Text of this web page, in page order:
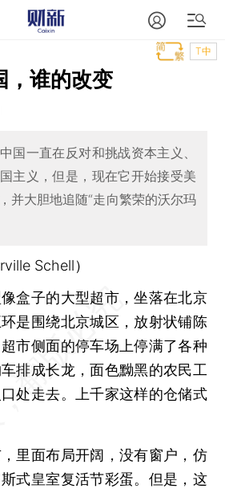
T中
，谁的改变
国一直在反对和挑战资本主义、
主义，但是，现在它开始接受美
并大胆地追随“走向繁荣的沃尔玛
Schell）
子的大型超市，坐落在北京
是围绕北京城区，放射状铺陈
市侧面的停车场上停满了各种
排成长龙，面色黝黑的农民工
处走去。上千家这样的仓储式
面布局开阔，没有窗户，仿
式皇室复活节彩蛋。但是，这